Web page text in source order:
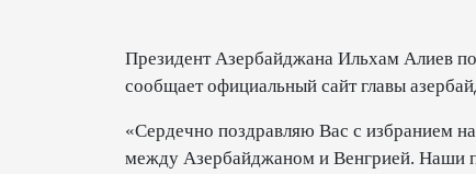
Президент Азербайджана Ильхам Алиев
сообщает официальный сайт главы
«Сердечно поздравляю Вас с избранием
между Азербайджаном и Венгрией. Наши